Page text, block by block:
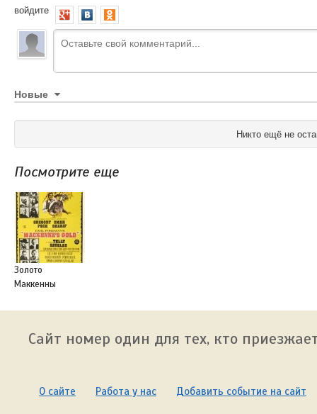
войдите
Новые
Никто ещё не
Посмотрите еще
Золото
Маккенны
Сайт номер один для тех, кто
О сайте Работа у нас Добавить событие на сайт